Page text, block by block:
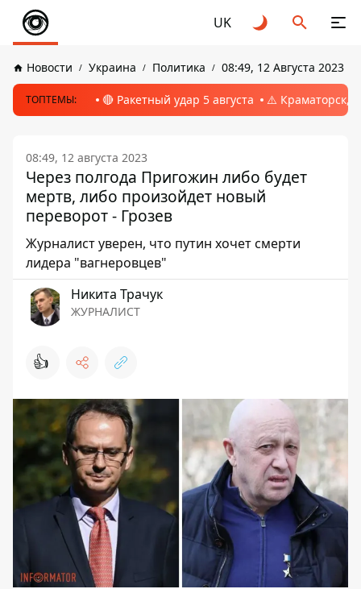
UK
Новости Украина Политика 08:49, 12 Августа 2023
ТОПТЕМЫ: 🔴 Ракетный удар 5 августа ⚠️ Краматорск,
08:49, 12 августа 2023
Через полгода Пригожин либо будет
мертв, либо произойдет новый
переворот - Грозев
Журналист уверен, что путин хочет смерти
лидера "вагнеровцев"
Никита Трачук
ЖУРНАЛИСТ
👍